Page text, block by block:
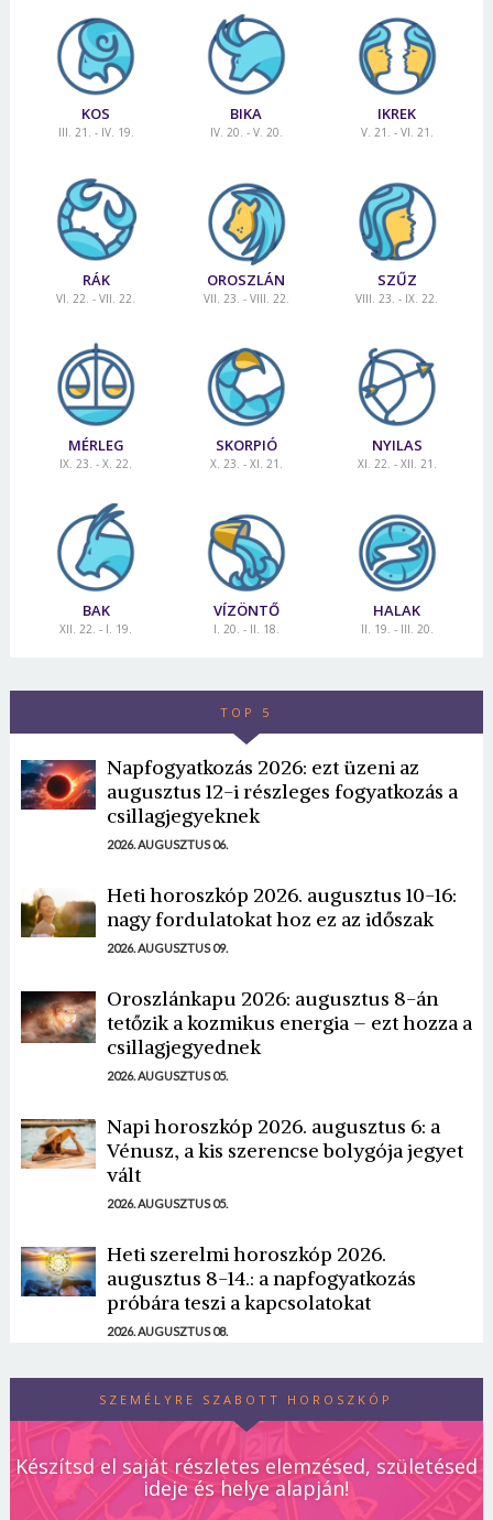
KOS
III. 21. - IV. 19.
BIKA
IV. 20. - V. 20.
IKREK
V. 21. - VI. 21.
RÁK
VI. 22. - VII. 22.
OROSZLÁN
VII. 23. - VIII. 22.
SZŰZ
VIII. 23. - IX. 22.
MÉRLEG
IX. 23. - X. 22.
SKORPIÓ
X. 23. - XI. 21.
NYILAS
XI. 22. - XII. 21.
BAK
XII. 22. - I. 19.
VÍZÖNTŐ
I. 20. - II. 18.
HALAK
II. 19. - III. 20.
TOP 5
Napfogyatkozás 2026: ezt üzeni az
augusztus 12-i részleges fogyatkozás a
csillagjegyeknek
2026. AUGUSZTUS 06.
Heti horoszkóp 2026. augusztus 10-16:
nagy fordulatokat hoz ez az időszak
2026. AUGUSZTUS 09.
Oroszlánkapu 2026: augusztus 8-án
tetőzik a kozmikus energia – ezt hozza a
csillagjegyednek
2026. AUGUSZTUS 05.
Napi horoszkóp 2026. augusztus 6: a
Vénusz, a kis szerencse bolygója jegyet
vált
2026. AUGUSZTUS 05.
Heti szerelmi horoszkóp 2026.
augusztus 8-14.: a napfogyatkozás
próbára teszi a kapcsolatokat
2026. AUGUSZTUS 08.
SZEMÉLYRE SZABOTT HOROSZKÓP
Készítsd el saját részletes elemzésed, születésed
ideje és helye alapján!